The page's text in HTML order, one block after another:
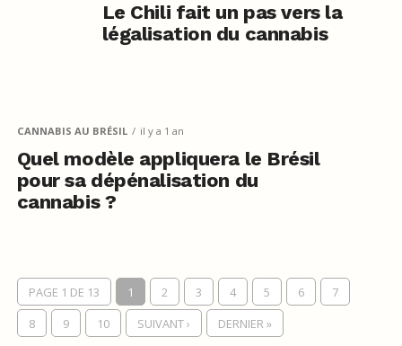
Le Chili fait un pas vers la
légalisation du cannabis
CANNABIS AU BRÉSIL il y a 1 an
Quel modèle appliquera le Brésil
pour sa dépénalisation du
cannabis ?
PAGE 1 DE 13 1 2 3 4 5 6
7
8
9 10 SUIVANT › DERNIER »